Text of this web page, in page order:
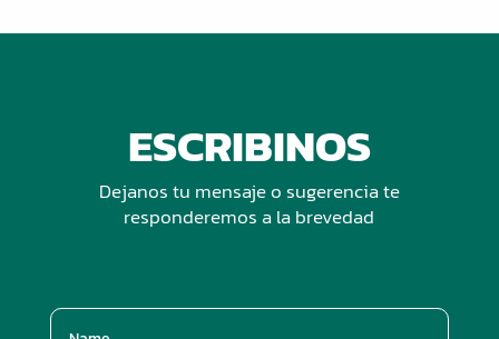
ESCRIBINOS
Dejanos tu mensaje o sugerencia te
responderemos a la brevedad